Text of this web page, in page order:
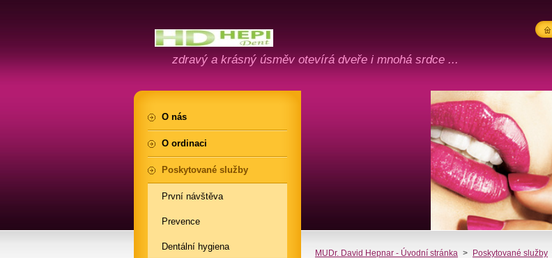
zdravý a krásný úsměv otevírá dveře i mnohá srdce ...
MUDr. David Hepnar - Úvodní stránka > Poskytované služby
O nás
O ordinaci
Poskytované služby
První návštěva
Prevence
Dentální hygiena